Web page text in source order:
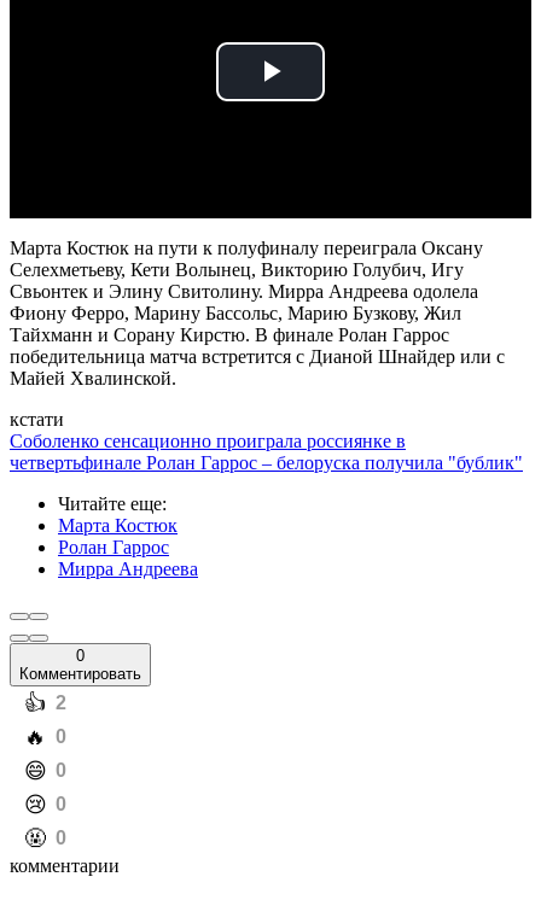
Play
Марта Костюк на пути к полуфиналу переиграла Оксану
Селехметьеву, Кети Волынец, Викторию Голубич, Игу
Свьонтек и Элину Свитолину. Мирра Андреева одолела
Фиону Ферро, Марину Бассольс, Марию Бузкову, Жил
Тайхманн и Сорану Кирстю. В финале Ролан Гаррос
победительница матча встретится с Дианой Шнайдер или с
Майей Хвалинской.
кстати
Соболенко сенсационно проиграла россиянке в
четвертьфинале Ролан Гаррос – белоруска получила "бублик"
Читайте еще:
Марта Костюк
Ролан Гаррос
Мирра Андреева
0
Комментировать
️👍 2
️🔥 0
️😄 0
️😢 0
️🤬 0
комментарии